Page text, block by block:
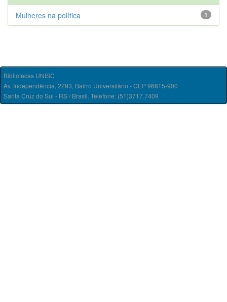
1
Mulheres na política
Bibliotecas UNISC
Av. Independência, 2293, Bairro Universitário - CEP 96815-900
Santa Cruz do Sul - RS / Brasil. Telefone: (51)3717.7409